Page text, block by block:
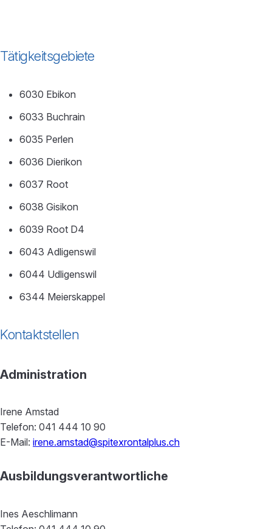
Tätigkeitsgebiete
6030 Ebikon
6033 Buchrain
6035 Perlen
6036 Dierikon
6037 Root
6038 Gisikon
6039 Root D4
6043 Adligenswil
6044 Udligenswil
6344 Meierskappel
Kontaktstellen
Administration
Irene Amstad
Telefon: 041 444 10 90
E-Mail: irene.amstad@spitexrontalplus.ch
Ausbildungsverantwortliche
Ines Aeschlimann